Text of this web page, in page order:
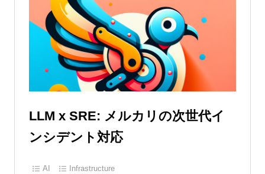
LLM x SRE: メルカリの次世代イ
ンシデント対応
AI
Infrastructure